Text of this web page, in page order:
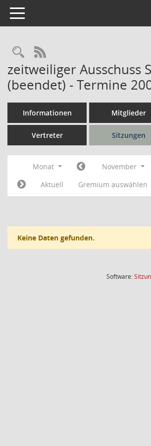
Toggle navigation
Rechercheauswahl
RSS-Feed
zeitweiliger Ausschuss
(beendet) - Termine
Informationen Mitglieder
Vertreter Sitzungen
Monat November
Aktuell
Gremium auswählen
Keine Daten gefunden.
Software: